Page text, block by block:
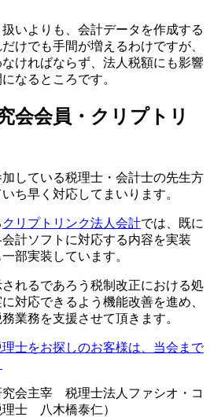
いよりも、会計データを作成する
けでも手間が増えるわけですが、
ければならず、法人税額にも影響
なるところです。
会会員・クリプトリ
している税理士・会計士の先生方
ち早く対応してまいります。
クリプトリンク法人会計では、既に
計ソフトに対応する内容を実装
部実装しています。
れるであろう税制改正における処
対応できるよう機能改善を進め、
業務を支援させて頂きます。
士をお探しのお客様は、当会まで
究会主宰 税理士法人ファシオ・コ
士 八木橋泰仁）